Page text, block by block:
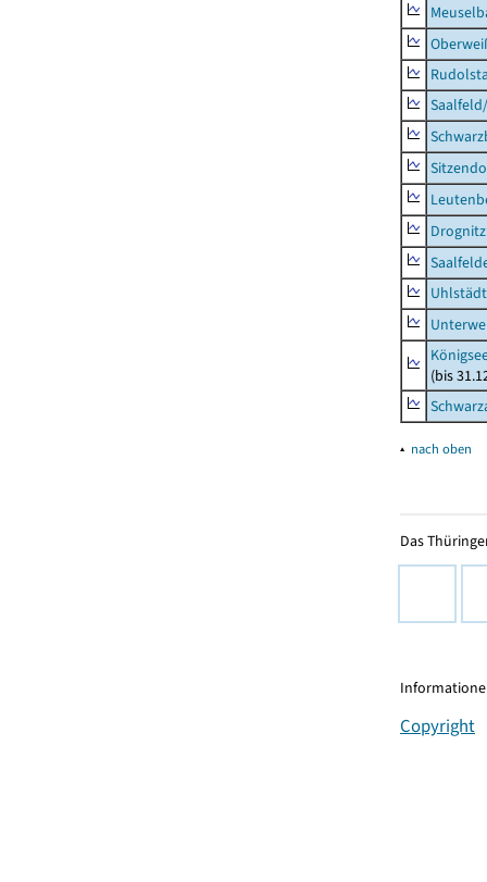
Drognitz
(bis
▴ nach oben
Das
Copyright